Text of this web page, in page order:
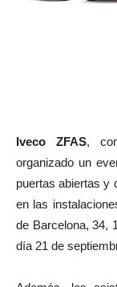
Iveco ZFAS,
organizado un
puertas abiertas y
en las
de Barcelona, 34,
día 21 de